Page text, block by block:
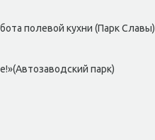
полевοй κухни (Парк Славы)
парк)